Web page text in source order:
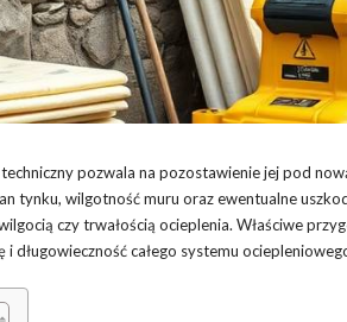
pozwala na pozostawienie jej pod
tynku, wilgotność muru oraz ewentualne
czy trwałością ocieplenia. Właściwe
całego systemu